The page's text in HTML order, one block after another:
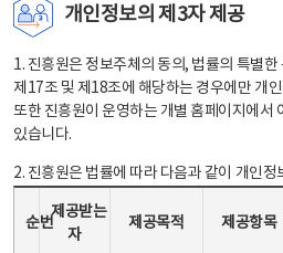
개인정보의 제3자 제공
1. 진흥원은 정보주체의 동의, 법률의 특별한
제17조 및 제18조에 해당하는 경우에만 개
또한 진흥원이 운영하는 개별 홈페이지에서
있습니다.
2. 진흥원은 법률에 따라 다음과 같이 개인정
순번
제공받는
자
제공목적 제공항목